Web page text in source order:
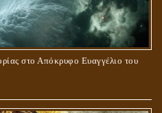
στο Απόκρυφο Ευαγγέλιο του